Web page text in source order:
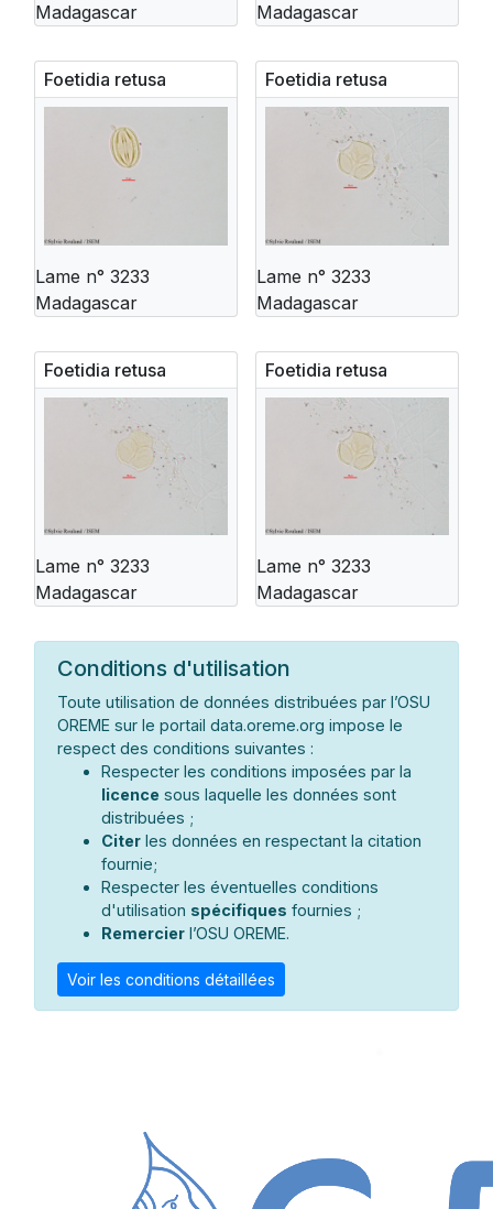
Madagascar
Madagascar
Foetidia retusa
Lame n° 3233
Madagascar
Foetidia retusa
Lame n° 3233
Madagascar
Foetidia retusa
Lame n° 3233
Madagascar
Foetidia retusa
Lame n° 3233
Madagascar
Conditions d'utilisation
Toute utilisation de données distribuées par l’OSU
OREME sur le portail data.oreme.org impose le
respect des conditions suivantes :
Respecter les conditions imposées par la
licence sous laquelle les données sont
distribuées ;
Citer les données en respectant la citation
fournie;
Respecter les éventuelles conditions
d'utilisation spécifiques fournies ;
Remercier l’OSU OREME.
Voir les conditions détaillées